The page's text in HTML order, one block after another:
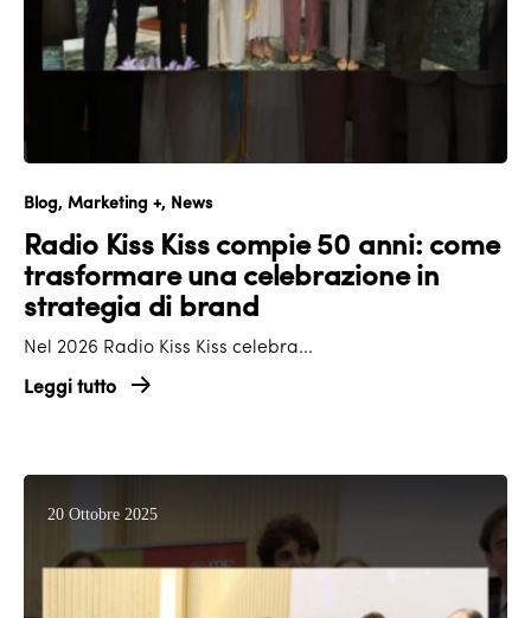
Blog Marketing + News
Radio Kiss Kiss compie 50 anni: come
trasformare una celebrazione in
strategia di brand
Nel 2026 Radio Kiss Kiss celebra...
Leggi tutto
20 Ottobre 2025